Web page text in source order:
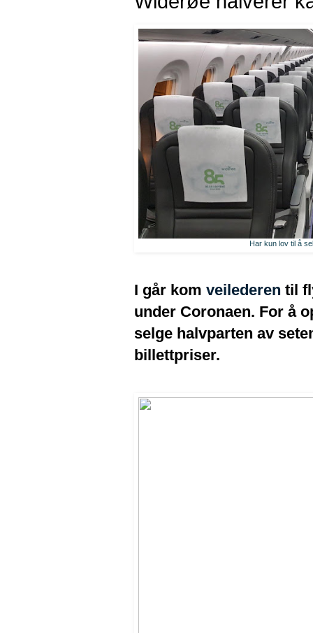
Har kun lov til å
I går kom veilederen til
under Coronaen. For å
selge halvparten av
billettpriser.